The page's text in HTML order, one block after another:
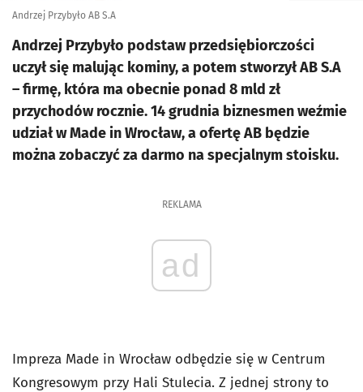
Andrzej Przybyło AB S.A
Andrzej Przybyło podstaw przedsiębiorczości
uczył się malując kominy, a potem stworzył AB S.A
– firmę, która ma obecnie ponad 8 mld zł
przychodów rocznie. 14 grudnia biznesmen weźmie
udział w Made in Wrocław, a ofertę AB będzie
można zobaczyć za darmo na specjalnym stoisku.
REKLAMA
ad
Impreza Made in Wrocław odbędzie się w Centrum
Kongresowym przy Hali Stulecia. Z jednej strony to